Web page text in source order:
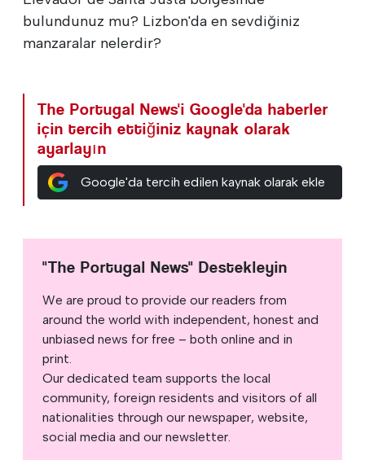
bulundunuz mu? Lizbon'da en sevdiğiniz
manzaralar nelerdir?
The Portugal News'i Google'da haberler
için tercih ettiğiniz kaynak olarak
ayarlayın
Google'da tercih edilen kaynak olarak ekle
"The Portugal News" Destekleyin
We are proud to provide our readers from
around the world with independent, honest and
unbiased news for free – both online and in
print.
Our dedicated team supports the local
community, foreign residents and visitors of all
nationalities through our newspaper, website,
social media and our newsletter.